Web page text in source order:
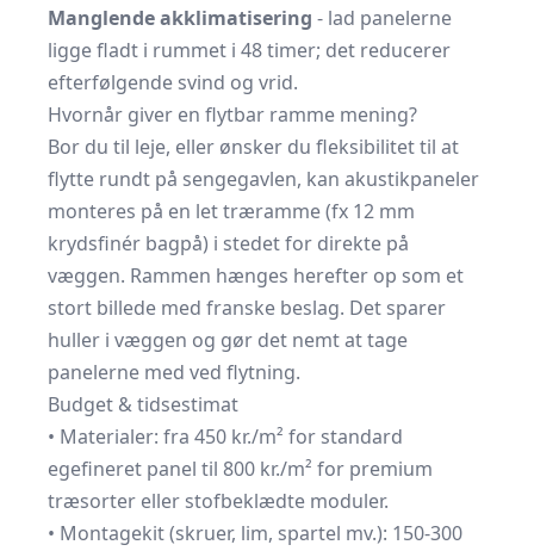
Manglende akklimatisering - lad panelerne
ligge fladt i rummet i 48 timer; det reducerer
efterfølgende svind og vrid.
Hvornår giver en flytbar ramme mening?
Bor du til leje, eller ønsker du fleksibilitet til at
flytte rundt på sengegavlen, kan akustikpaneler
monteres på en let træramme (fx 12 mm
krydsfinér bagpå) i stedet for direkte på
væggen. Rammen hænges herefter op som et
stort billede med franske beslag. Det sparer
huller i væggen og gør det nemt at tage
panelerne med ved flytning.
Budget & tidsestimat
• Materialer: fra 450 kr./m² for standard
egefineret panel til 800 kr./m² for premium
træsorter eller stofbeklædte moduler.
• Montagekit (skruer, lim, spartel mv.): 150-300